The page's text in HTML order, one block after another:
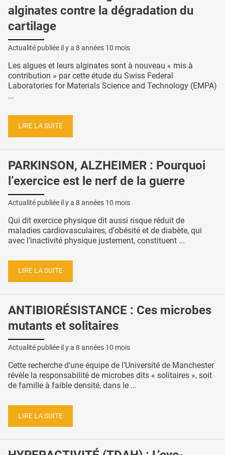
alginates contre la dégradation du
cartilage
Actualité publiée il y a 8 années 10 mois
Les algues et leurs alginates sont à nouveau « mis à
contribution » par cette étude du Swiss Federal
Laboratories for Materials Science and Technology (EMPA)
...
LIRE LA SUITE
PARKINSON, ALZHEIMER : Pourquoi
l’exercice est le nerf de la guerre
Actualité publiée il y a 8 années 10 mois
Qui dit exercice physique dit aussi risque réduit de
maladies cardiovasculaires, d'obésité et de diabète, qui
avec l’inactivité physique justement, constituent ...
LIRE LA SUITE
ANTIBIORÉSISTANCE : Ces microbes
mutants et solitaires
Actualité publiée il y a 8 années 10 mois
Cette recherche d’une équipe de l’Université de Manchester
révèle la responsabilité de microbes dits « solitaires », soit
de famille à faible densité, dans le ...
LIRE LA SUITE